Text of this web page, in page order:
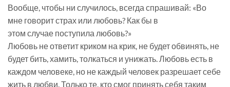
Вообще, чтобы ни случилось, всегда спрашивай: «Во
мне говорит страх или любовь? Как бы в
этом случае поступила любовь?»
Любовь не ответит криком на крик, не будет обвинять, не
будет бить, хамить, толкаться и унижать. Любовь есть в
каждом человеке, но не каждый человек разрешает себе
жить в любви. Только те, кто смог принять себя таким